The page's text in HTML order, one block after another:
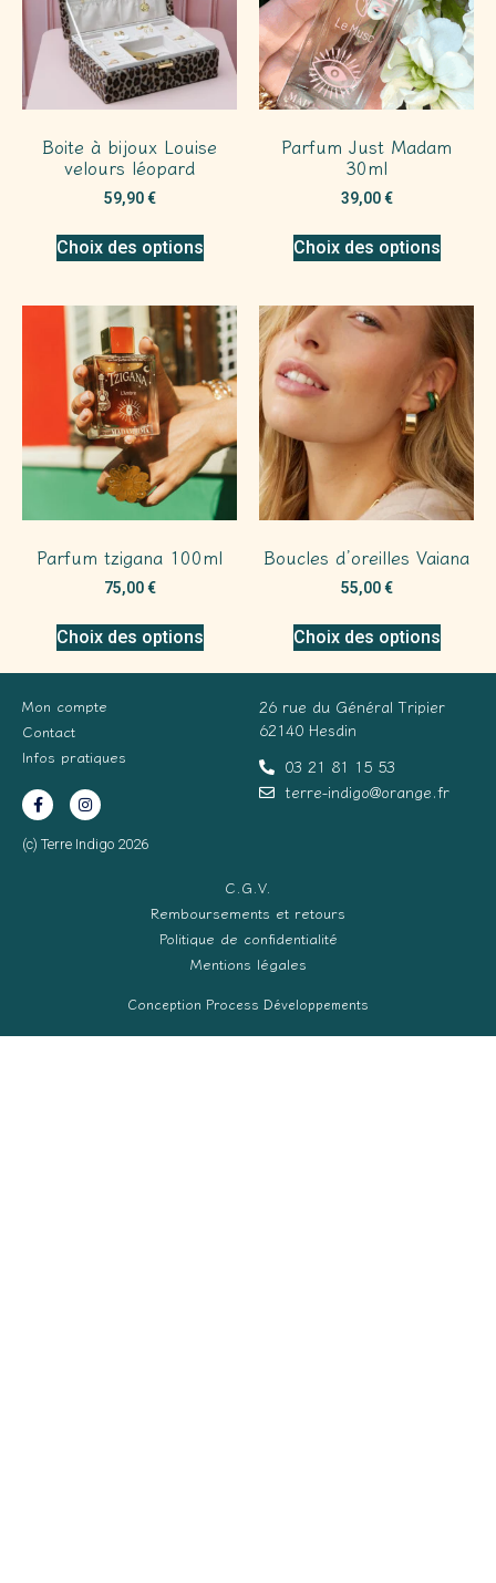
Boite à bijoux Louise
velours léopard
59,90€
Choix des options
Parfum Just Madam
30ml
39,00€
Choix des options
Parfum tzigana 100ml
75,00€
Choix des options
Boucles d’oreilles Vaiana
55,00€
Choix des options
Mon compte
Contact
Infos pratiques
(c) Terre Indigo 2026
26 rue du Général Tripier
62140 Hesdin
03 21 81 15 53
terre-indigo@orange.fr
C.G.V.
Remboursements et retours
Politique de confidentialité
Mentions légales
Conception Process Développements